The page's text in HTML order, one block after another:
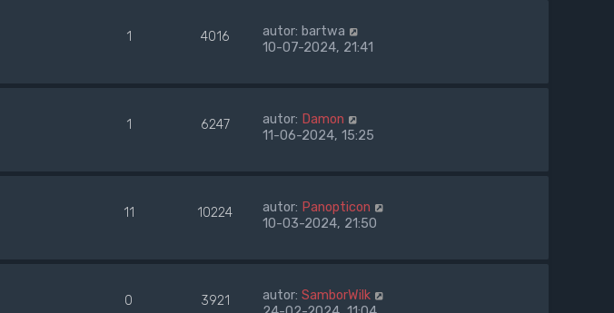
1 4016 autor: bartwa
10-07-2024, 21:41
1 6247 autor: Damon
11-06-2024, 15:25
11 10224 autor: Panopticon
10-03-2024, 21:50
0 3921 autor: SamborWilk